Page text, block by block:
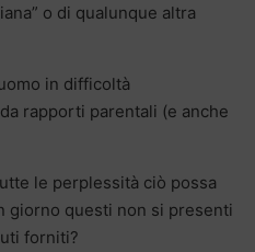
o di qualunque altra
in difficoltà
rapporti parentali (e anche
le perplessità ciò possa
giorno questi non si presenti
forniti?